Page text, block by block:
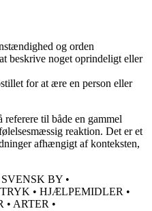
og orden
beskrive noget oprindeligt eller
for at ære en person eller
til både en gammel
reaktion. Det er et
afhængigt af konteksten,
SVENSK BY •
• HJÆLPEMIDLER •
• ARTER •